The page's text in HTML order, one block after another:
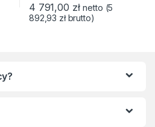
4 791,00 zł netto (5
892,93 złbrutto)